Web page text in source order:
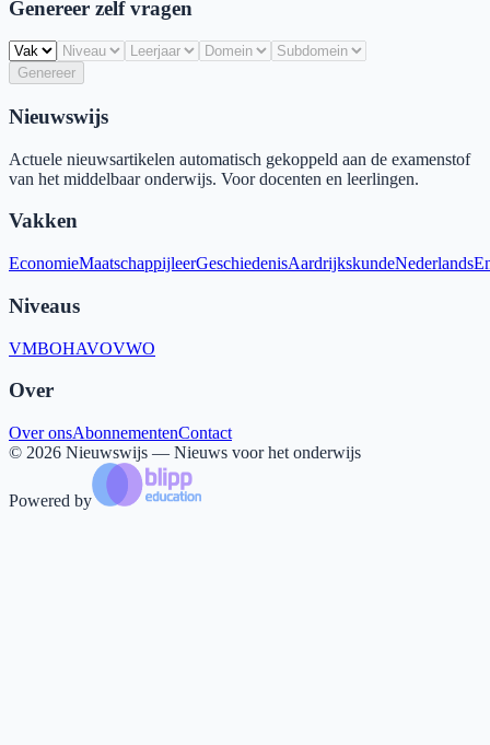
Genereer zelf vragen
Genereer
Nieuwswijs
Actuele nieuwsartikelen automatisch gekoppeld aan de examenstof
van het middelbaar onderwijs. Voor docenten en leerlingen.
Vakken
EconomieMaatschappijleerGeschiedenisAardrijkskundeNederlands
Niveaus
VMBOHAVOVWO
Over
Over onsAbonnementenContact
© 2026 Nieuwswijs — Nieuws voor het onderwijs
Powered by